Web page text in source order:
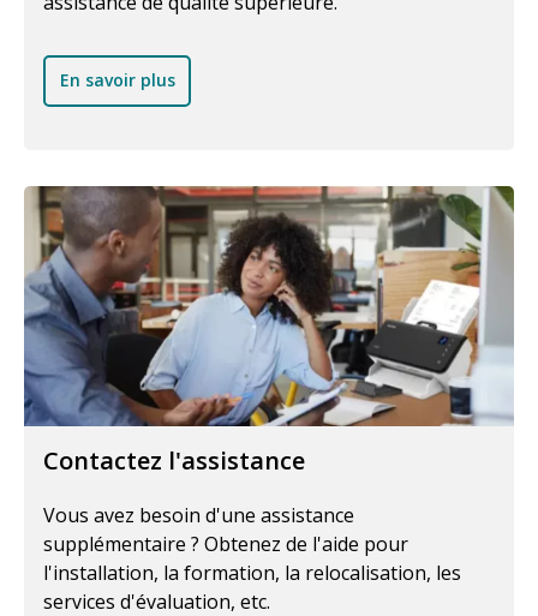
En savoir plus
Contactez l'assistance
Vous avez besoin d'une assistance
supplémentaire ? Obtenez de l'aide pour
l'installation, la formation, la relocalisation, les
services d'évaluation, etc.